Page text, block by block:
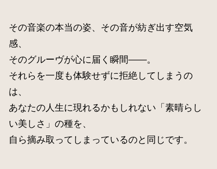
その音楽の本当の姿、その音が紡ぎ出す空気
感、
そのグルーヴが心に届く瞬間――。
それらを一度も体験せずに拒絶してしまうの
は、
あなたの人生に現れるかもしれない「素晴らし
い美しさ」の種を、
自ら摘み取ってしまっているのと同じです。